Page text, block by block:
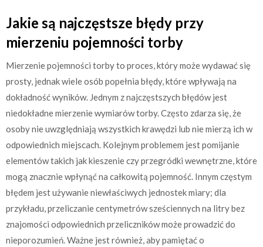
Jakie są najczęstsze błędy przy
mierzeniu pojemności torby
Mierzenie pojemności torby to proces, który może wydawać się
prosty, jednak wiele osób popełnia błędy, które wpływają na
dokładność wyników. Jednym z najczęstszych błędów jest
niedokładne mierzenie wymiarów torby. Często zdarza się, że
osoby nie uwzględniają wszystkich krawędzi lub nie mierzą ich w
odpowiednich miejscach. Kolejnym problemem jest pomijanie
elementów takich jak kieszenie czy przegródki wewnętrzne, które
mogą znacznie wpłynąć na całkowitą pojemność. Innym częstym
błędem jest używanie niewłaściwych jednostek miary; dla
przykładu, przeliczanie centymetrów sześciennych na litry bez
znajomości odpowiednich przeliczników może prowadzić do
nieporozumień. Ważne jest również, aby pamiętać o